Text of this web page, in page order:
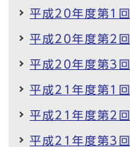
平成20年度第1回
平成20年度第2回
平成20年度第3回
平成21年度第1回
平成21年度第2回
平成21年度第3回